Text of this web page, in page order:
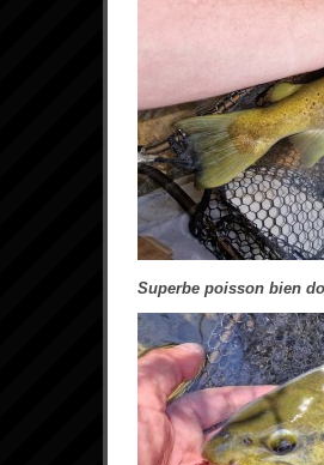
Superbe poisson bien